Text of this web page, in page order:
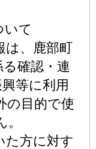
いて
は、鹿部町
確認・連
等に利用
の目的で使
た方に対す